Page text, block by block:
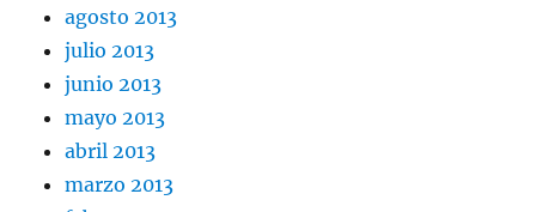
agosto 2013
julio 2013
junio 2013
mayo 2013
abril 2013
marzo 2013